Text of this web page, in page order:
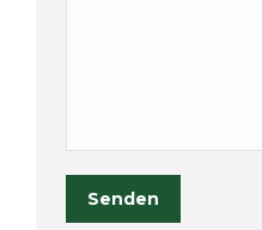
Senden